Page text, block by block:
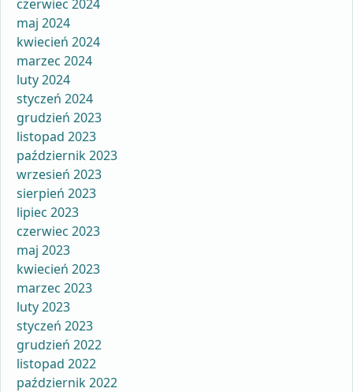
czerwiec 2024
maj 2024
kwiecień 2024
marzec 2024
luty 2024
styczeń 2024
grudzień 2023
listopad 2023
październik 2023
wrzesień 2023
sierpień 2023
lipiec 2023
czerwiec 2023
maj 2023
kwiecień 2023
marzec 2023
luty 2023
styczeń 2023
grudzień 2022
listopad 2022
październik 2022